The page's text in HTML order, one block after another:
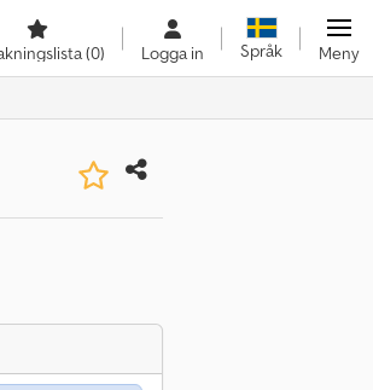
(0) Logga in Språk Meny